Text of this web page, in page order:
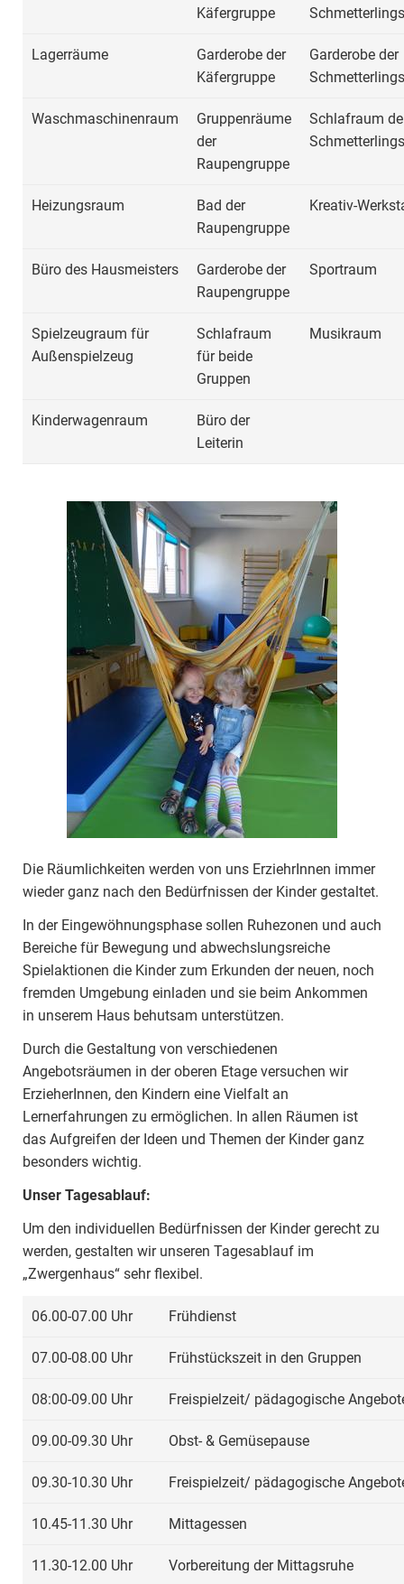
Käfergruppe
Lagerräume
Garderobe der
Käfergruppe
Garderobe der
Waschmaschinenraum
Gruppenräume
der
Raupengruppe
Schlafraum
Heizungsraum
Bad der
Raupengruppe
Kreativ-
Büro des Hausmeisters
Garderobe der
Raupengruppe
Sportraum
Spielzeugraum für
Außenspielzeug
Schlafraum
für beide
Gruppen
Musikraum
Kinderwagenraum
Büro der
Leiterin
Die Räumlichkeiten werden von uns ErziehrInnen immer
wieder ganz nach den Bedürfnissen der Kinder gestaltet.
In der Eingewöhnungsphase sollen Ruhezonen und auch
Bereiche für Bewegung und abwechslungsreiche
Spielaktionen die Kinder zum Erkunden der neuen, noch
fremden Umgebung einladen und sie beim Ankommen
in unserem Haus behutsam unterstützen.
Durch die Gestaltung von verschiedenen
Angebotsräumen in der oberen Etage versuchen wir
ErzieherInnen, den Kindern eine Vielfalt an
Lernerfahrungen zu ermöglichen. In allen Räumen ist
das Aufgreifen der Ideen und Themen der Kinder ganz
besonders wichtig.
Unser Tagesablauf:
Um den individuellen Bedürfnissen der Kinder gerecht zu
werden, gestalten wir unseren Tagesablauf im
„Zwergenhaus“ sehr flexibel.
06.00-07.00 Uhr Frühdienst
07.00-08.00 Uhr Frühstückszeit in den Gruppen
08:00-09.00 Uhr Freispielzeit/ pädagogische
09.00-09.30 Uhr Obst- & Gemüsepause
09.30-10.30 Uhr Freispielzeit/ pädagogische
10.45-11.30 Uhr Mittagessen
11.30-12.00 Uhr Vorbereitung der Mittagsruhe